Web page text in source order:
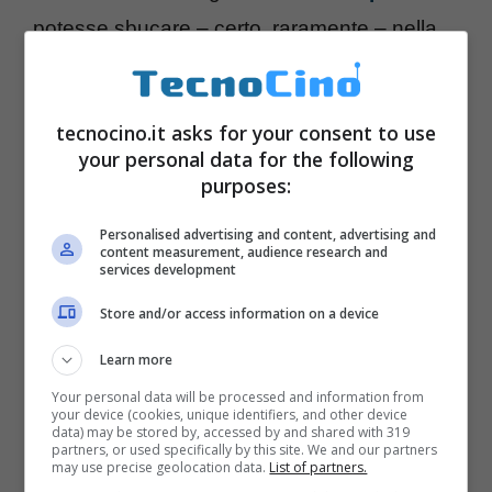
potesse sbucare – certo, raramente – nella
boscaglia e a bordo fiumi. Ora non funziona
NECROBOT2: il primo di cui vi parliamo è
tecnocino.it asks for your consent to use
your personal data for the following
purposes:
Personalised advertising and content, advertising and
content measurement, audience research and
services development
Store and/or access information on a device
Learn more
Your personal data will be processed and information from
your device (cookies, unique identifiers, and other device
data) may be stored by, accessed by and shared with 319
partners, or used specifically by this site. We and our partners
may use precise geolocation data. List of partners.